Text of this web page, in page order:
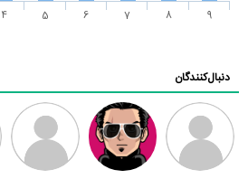
4 5 6 7 8 9
دنبال‌کنندگان